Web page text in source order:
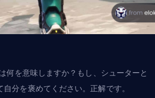
何を意味しますか？もし、シューターと
分を褒めてください。正解です。